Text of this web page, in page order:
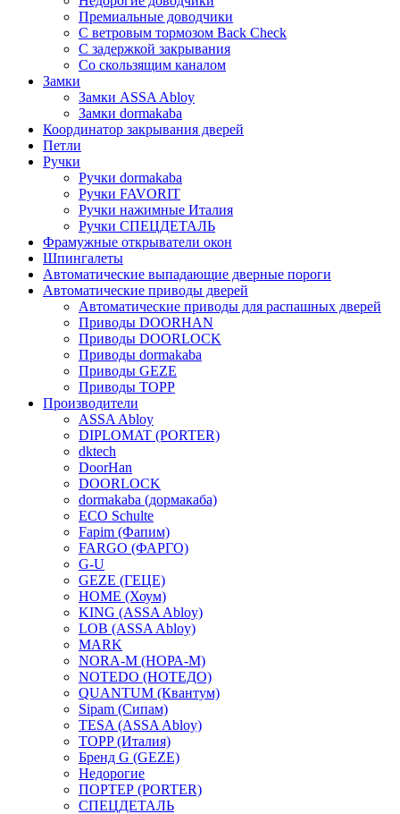
Премиальные доводчики
С ветровым тормозом Back Check
С задержкой закрывания
Со скользящим каналом
Замки
Замки ASSA Abloy
Замки dormakaba
Координатор закрывания дверей
Петли
Ручки
Ручки dormakaba
Ручки FAVORIT
Ручки нажимные Италия
Ручки СПЕЦДЕТАЛЬ
Фрамужные открыватели окон
Шпингалеты
Автоматические выпадающие дверные пороги
Автоматические приводы дверей
Автоматические приводы для распашных дверей
Приводы DOORHAN
Приводы DOORLOCK
Приводы dormakaba
Приводы GEZE
Приводы TOPP
Производители
ASSA Abloy
DIPLOMAT (PORTER)
dktech
DoorHan
DOORLOCK
dormakaba (дормакаба)
ECO Schulte
Fapim (Фапим)
FARGO (ФАРГО)
G-U
GEZE (ГЕЦЕ)
HOME (Хоум)
KING (ASSA Abloy)
LOB (ASSA Abloy)
MARK
NORA-M (НОРА-М)
NOTEDO (НОТЕДО)
QUANTUM (Квантум)
Sipam (Сипам)
TESA (ASSA Abloy)
TOPP (Италия)
Бренд G (GEZE)
Недорогие
ПОРТЕР (PORTER)
СПЕЦДЕТАЛЬ